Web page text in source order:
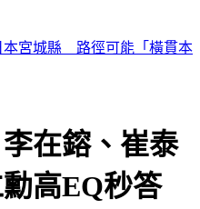
許基宏、張志豪「整季報
在鎔、崔泰
高EQ秒答